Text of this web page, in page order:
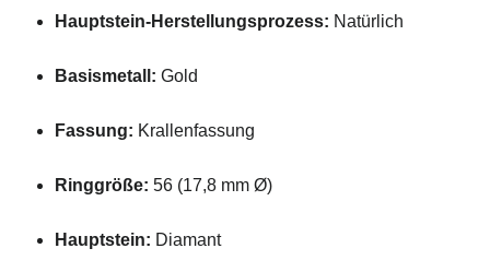
Hauptstein-Herstellungsprozess: Natürlich
Basismetall: Gold
Fassung: Krallenfassung
Ringgröße: 56 (17,8 mm Ø)
Hauptstein: Diamant